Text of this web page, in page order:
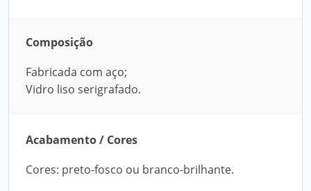
Composição
Fabricada com aço;
Vidro liso serigrafado.
Acabamento / Cores
Cores: preto-fosco ou branco-brilhante.